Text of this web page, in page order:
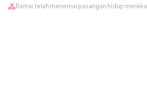
Ramai telah menemui pasangan hidup mereka